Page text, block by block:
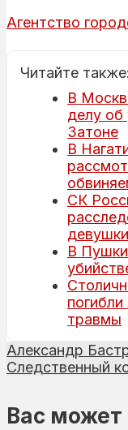
Агентство
Читайте также:
В
делу об
Затоне
В
СК
В
травмы
Александр
Следственный
Вас может